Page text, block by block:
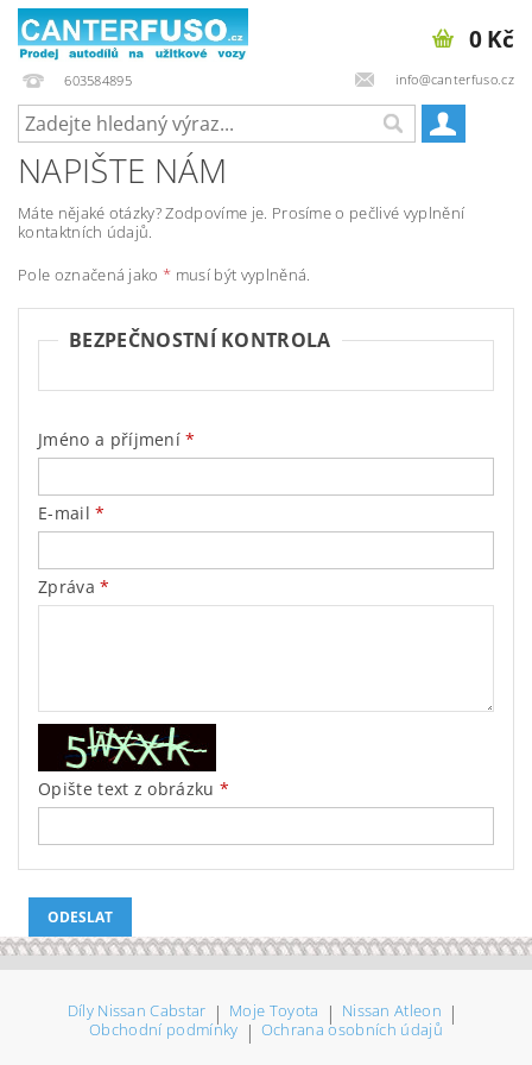
603584895 info@canterfuso.cz
0 Kč
NAPIŠTE NÁM
Máte nějaké otázky? Zodpovíme je. Prosíme o pečlivé vyplnění
kontaktních údajů.
Pole označená jako * musí být vyplněná.
BEZPEČNOSTNÍ KONTROLA
Jméno a příjmení
E-mail
Zpráva
Opište text z obrázku
Díly Nissan Cabstar | Moje Toyota | Nissan Atleon |
Obchodní podmínky | Ochrana osobních údajů